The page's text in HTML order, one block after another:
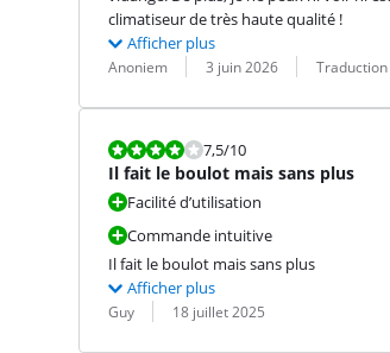
climatiseur de très haute qualité !
Afficher plus
Évaluation par :
Anoniem
Date : 3 juin 2026
Traduction :
La note est 7,5 sur 10.
7,5/10
Il fait le boulot mais sans plus
Facilité d’utilisation
Commande intuitive
Il fait le boulot mais sans plus
Afficher plus
Évaluation par :
Guy
Date : 18 juillet 2025